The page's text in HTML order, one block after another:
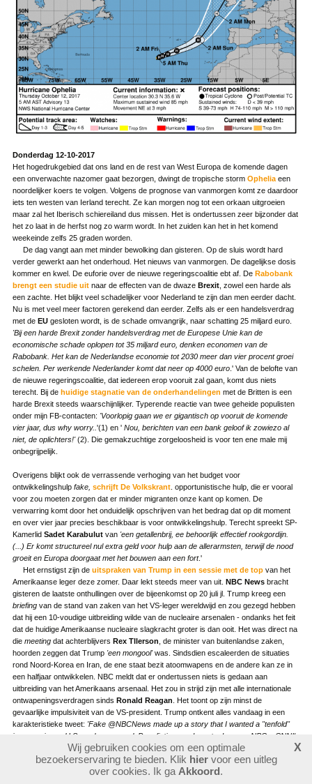
Donderdag 12-10-2017
Het hogedrukgebied dat ons land en de rest van West Europa de komende dagen
een onverwachte nazomer gaat bezorgen, dwingt de tropische storm Opheliaeen
noordelijker koers te volgen. Volgens de prognose van vanmorgen komt ze daardoor
iets ten westen van Ierland terecht. Ze kan morgen nog tot een orkaan uitgroeien
maar zal het Iberisch schiereiland dus missen. Het is ondertussen zeer bijzonder dat
het zo laat in de herfst nog zo warm wordt. In het zuiden kan het in het komend
weekeinde zelfs 25 graden worden.
De dag vangt aan met minder bewolking dan gisteren. Op de sluis wordt hard
verder gewerkt aan het onderhoud. Het nieuws van vanmorgen. De dagelijkse dosis
kommer en kwel. De euforie over de nieuwe regeringscoalitie ebt af. De Rabobank
brengt een studie uitnaar de effecten van de dwaze Brexit, zowel een harde als
een zachte. Het blijkt veel schadelijker voor Nederland te zijn dan men eerder dacht.
Nu is met veel meer factoren gerekend dan eerder. Zelfs als er een handelsverdrag
met de EUgesloten wordt, is de schade omvangrijk, naar schatting 25 miljard euro.
'Bij een harde Brexit zonder handelsverdrag met de Europese Unie kan de
economische schade oplopen tot 35 miljard euro, denken economen van de
Rabobank. Het kan de Nederlandse economie tot 2030 meer dan vier procent groei
schelen. Per werkende Nederlander komt dat neer op 4000 euro.' Van de belofte van
de nieuwe regeringscoalitie, dat iedereen erop vooruit zal gaan, komt dus niets
terecht. Bij de huidige stagnatie van de onderhandelingen met de Britten is een
harde Brexit steeds waarschijnlijker. Typerende reactie van twee geheide populisten
onder mijn FB-contacten: 'Voorlopig gaan we er gigantisch op vooruit de komende
vier jaar, dus why worry.. '(1) en ' Nou, berichten van een bank geloof ik zowiezo al
niet, de oplichters!'(2). Die gemakzuchtige zorgeloosheid is voor ten ene male mij
onbegrijpelijk.
Overigens blijkt ook de verrassende verhoging van het budget voor
ontwikkelingshulp fake, schrijft De Volkskrant. opportunistische hulp, die er vooral
voor zou moeten zorgen dat er minder migranten onze kant op komen. De
verwarring komt door het onduidelijk opschrijven van het bedrag dat op dit moment
en over vier jaar precies beschikbaar is voor ontwikkelingshulp. Terecht spreekt SP-
Kamerlid Sadet Karabulutvan 'een getallenbrij, ee behoorlijk effectief rookgordijn.
(...) Er komt structureel nul extra geld voor hulp aan de allerarmsten, terwijl de nood
groeit en Europa doorgaat met het bouwen aan een fort.'
Het ernstigst zijn de uitspraken van Trump in een sessie met de topvan het
Amerikaanse leger deze zomer. Daar lekt steeds meer van uit. NBC Newsbracht
gisteren de laatste onthullingen over de bijeenkomst op 20 juli jl. Trump kreeg een
briefingvan de stand van zaken van het VS-leger wereldwijd en zou gezegd hebben
dat hij een 10-voudige uitbreiding wilde van de nucleaire arsenalen - ondanks het feit
dat de huidige Amerikaanse nucleaire slagkracht groter is dan ooit. Het was direct na
die meetingdat achterblijvers Rex Tllerson , de minister van buitenlandse zaken,
hoorden zeggen dat Trump 'een mongool'was. Sindsdien escaleerden de situaties
rond Noord-Korea en Iran, de ene staat bezit atoomwapens en de andere kan ze in
een halfjaar ontwikkelen. NBC meldt dat er ondertussen niets is gedaan aan
uitbreiding van het Amerikaans arsenaal. Het zou in strijd zijn met alle internationale
ontwapeningsverdragen sinds Ronald Reagan . Het toont op zijn minst de
gevaarlijke impulsiviteit van de VS-president. Trump ontkent alles vandaag in een
karakteristieke tweet: 'Fake @NBCNews made up a story that I wanted a "tenfold"
increase in our U.S. nuclear arsenal. Pure fiction, made up to demean. NBC = CNN!'
(Factcheck:reeds in februari van dit jaar bleek Trump een tegenstander van
het START-verdrag, dat een forse reductie van kernwapens beoogt in 2018. Toen
Amerika weer koploperzou worden. Al eerder zei
Wij gebruiken cookies om een optimale
bezoekerservaring te bieden. Klik hiervoor een uitleg
over cookies. Ik ga Akkoord.
X